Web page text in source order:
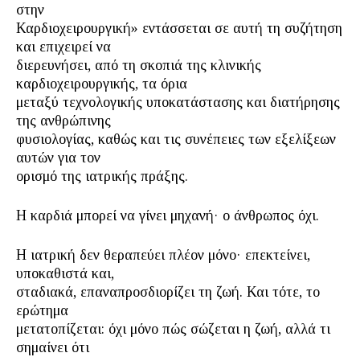
στην
Καρδιοχειρουργική» εντάσσεται σε αυτή τη συζήτηση
και επιχειρεί να
διερευνήσει, από τη σκοπιά της κλινικής
καρδιοχειρουργικής, τα όρια
μεταξύ τεχνολογικής υποκατάστασης και διατήρησης
της ανθρώπινης
φυσιολογίας, καθώς και τις συνέπειες των εξελίξεων
αυτών για τον
ορισμό της ιατρικής πράξης.
Η καρδιά μπορεί να γίνει μηχανή· ο άνθρωπος όχι.
Η ιατρική δεν θεραπεύει πλέον μόνο· επεκτείνει,
υποκαθιστά και,
σταδιακά, επαναπροσδιορίζει τη ζωή. Και τότε, το
ερώτημα
μετατοπίζεται: όχι μόνο πώς σώζεται η ζωή, αλλά τι
σημαίνει ότι